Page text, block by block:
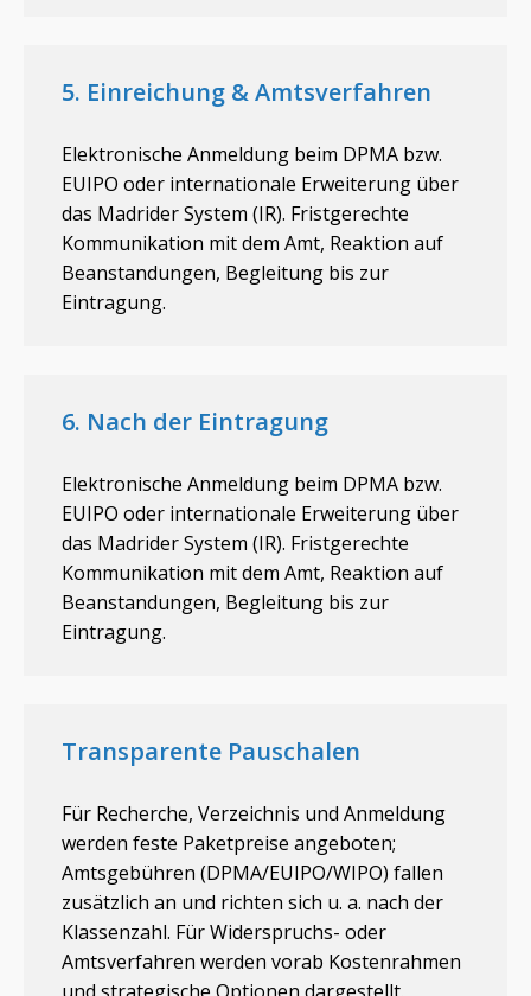
5. Einreichung & Amtsverfahren
Elektronische Anmeldung beim DPMA bzw.
EUIPO oder internationale Erweiterung über
das Madrider System (IR). Fristgerechte
Kommunikation mit dem Amt, Reaktion auf
Beanstandungen, Begleitung bis zur
Eintragung.
6. Nach der Eintragung
Elektronische Anmeldung beim DPMA bzw.
EUIPO oder internationale Erweiterung über
das Madrider System (IR). Fristgerechte
Kommunikation mit dem Amt, Reaktion auf
Beanstandungen, Begleitung bis zur
Eintragung.
Transparente Pauschalen
Für Recherche, Verzeichnis und Anmeldung
werden feste Paketpreise angeboten;
Amtsgebühren (DPMA/EUIPO/WIPO) fallen
zusätzlich an und richten sich u. a. nach der
Klassenzahl. Für Widerspruchs- oder
Amtsverfahren werden vorab Kostenrahmen